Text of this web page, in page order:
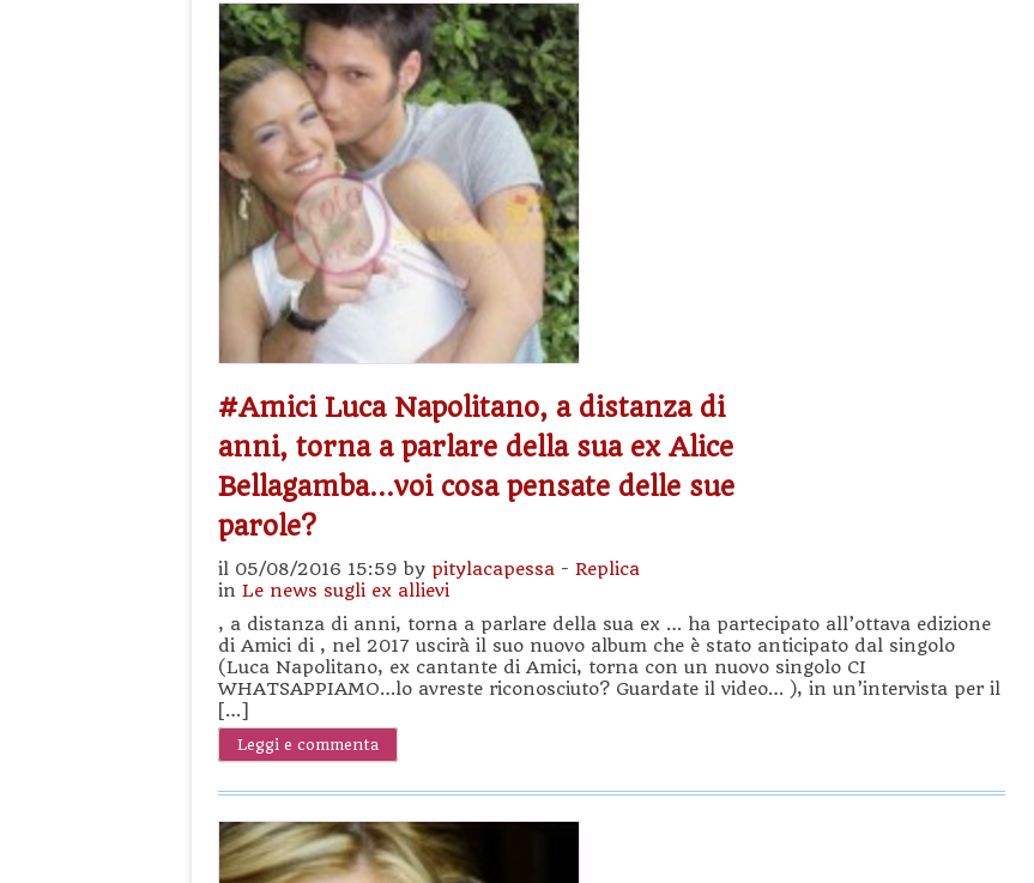
#Amici Luca Napolitano, a distanza di
anni, torna a parlare della sua ex Alice
Bellagamba…voi cosa pensate delle sue
parole?
il 05/08/2016 15:59 by pitylacapessa - Replica
in Le news sugli ex allievi
, a distanza di anni, torna a parlare della sua ex … ha partecipato all’ottava edizione
di Amici di , nel 2017 uscirà il suo nuovo album che è stato anticipato dal singolo
(Luca Napolitano, ex cantante di Amici, torna con un nuovo singolo CI
WHATSAPPIAMO…lo avreste riconosciuto? Guardate il video… ), in un’intervista per il
[…]
Leggi e commenta